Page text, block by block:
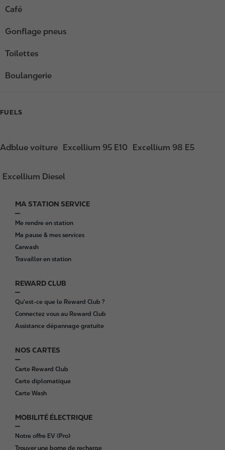
Café
Gonflage pneus
Toilettes
Boulangerie
FUELS
Adblue voiture Excellium 95 E10 Excellium 98 E5
Excellium Diesel
F
o
o
t
e
MA STATION SERVICE
Me rendre en station
Ma pause & mes services
Carwash
Travailler en station
REWARD CLUB
Qu'est-ce que le Reward Club ?
Connectez vous au Reward Club
Assistance dépannage gratuite
NOS CARTES
Carte Reward Club
Carte diplomatique
Carte Wash
MOBILITÉ ÉLECTRIQUE
Notre offre EV (Pro)
Trouver une borne de recharge